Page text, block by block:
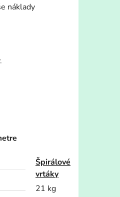
náklady
Špirálové
vrtáky
21 kg